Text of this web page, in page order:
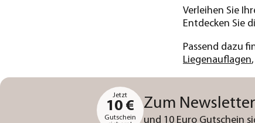
Verleihen Sie
Entdecken Sie
Passend dazu
Liegenauflagen
Jetzt
10 €
Gutschein
Zum
und 10 Euro Gutschein